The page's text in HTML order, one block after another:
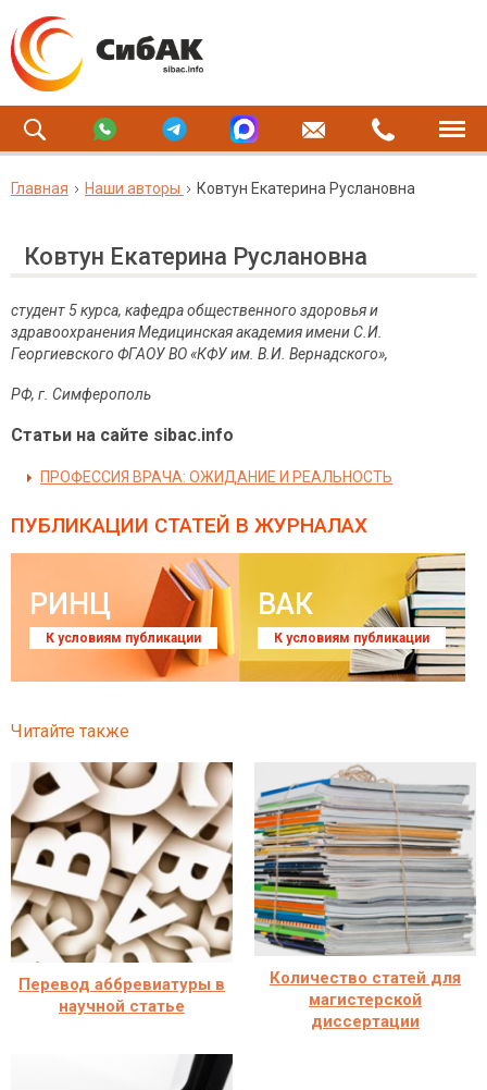
Главная Наши авторы Ковтун Екатерина Руслановна
Ковтун Екатерина Руслановна
студент 5 курса, кафедра общественного здоровья и
здравоохраненияМедицинская академия имени С.И.
Георгиевского ФГАОУ ВО «КФУ им. В.И. Вернадского»,
РФ, г. Симферополь
Статьи на сайте sibac.info
ПРОФЕССИЯ ВРАЧА: ОЖИДАНИЕ И РЕАЛЬНОСТЬ
ПУБЛИКАЦИИ СТАТЕЙ В ЖУРНАЛАХ
РИНЦ
К условиям публикации
ВАК
К условиям публикации
Читайте также
Перевод аббревиатуры в
научной статье
Количество статей для
магистерской
диссертации